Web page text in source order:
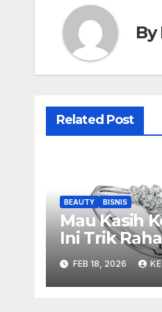
By
Related Post
BEAUTY BISNIS
Mau Kasih
Ini Trik
Mengetahui
Cincin
Secara
FEB 18, 2026